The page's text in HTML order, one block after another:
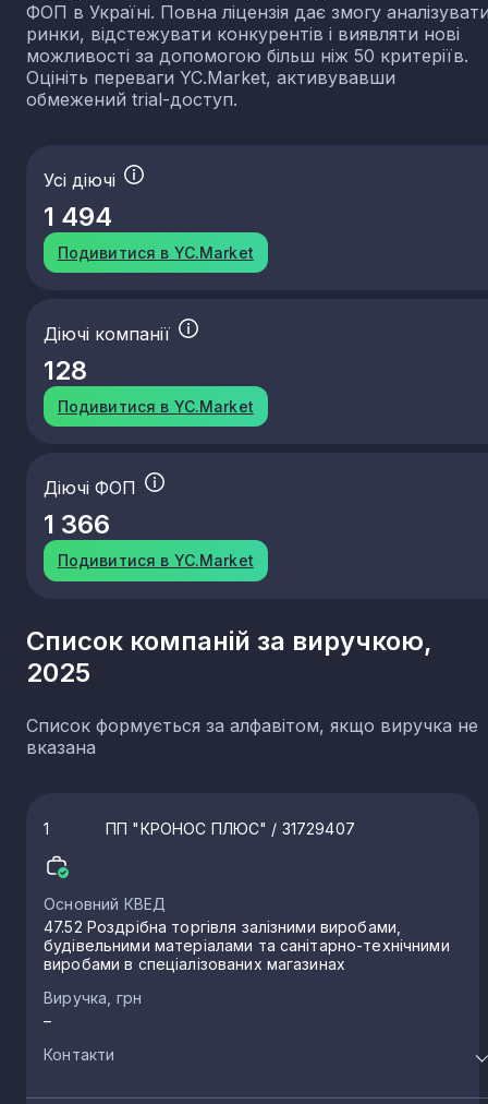
ФОП в Україні. Повна ліцензія дає змогу
ринки, відстежувати конкурентів і виявляти нові
можливості за допомогою більш ніж 50 критеріїв.
Оцініть переваги YC.Market, активувавши
обмежений trial-доступ.
Усі діючі
1 494
Подивитися в YC.Market
Діючі компанії
128
Подивитися в YC.Market
Діючі ФОП
1 366
Подивитися в YC.Market
Список компаній за виручкою,
2025
Список формується за алфавітом, якщо виручка не
вказана
1 ПП "КРОНОС ПЛЮС" / 31729407
Основний КВЕД
47.52 Роздрібна торгівля залізними виробами,
будівельними матеріалами та санітарно-технічними
виробами в спеціалізованих магазинах
Виручка, грн
–
Контакти